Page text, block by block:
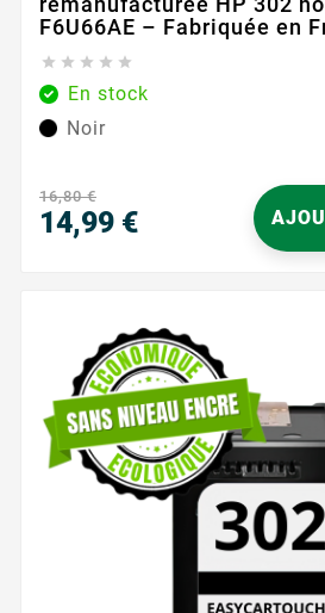
F6U66AE – Fabriquée en
    
En stock
Noir
16,80 €
14,99 €